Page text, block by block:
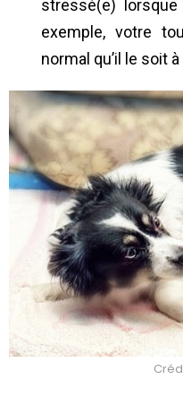
stressé(e)
exemple, votre
normal qu’il le soit